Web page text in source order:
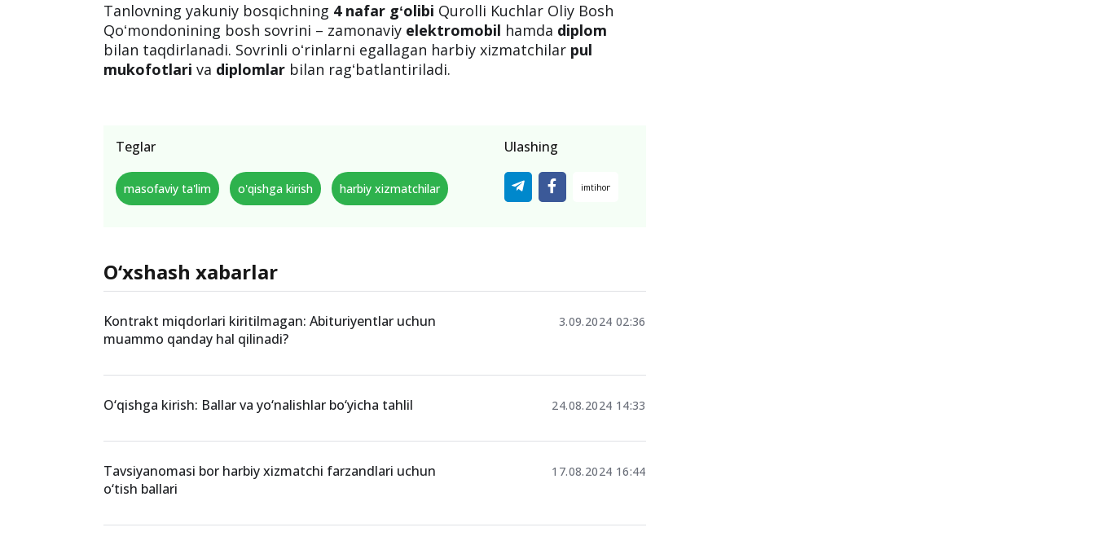
Tanlovning yakuniy bosqichning 4 nafar gʻolibi Qurolli Kuchlar Oliy Bosh
Qoʻmondonining bosh sovrini – zamonaviy elektromobil hamda diplom
bilan taqdirlanadi. Sovrinli oʻrinlarni egallagan harbiy xizmatchilar pul
mukofotlariva diplomlar bilan ragʻbatlantiriladi.
Teglar
masofaviy ta'lim o'qishga kirish harbiy xizmatchilar
Ulashing
O‘xshash xabarlar
Kontrakt miqdorlari kiritilmagan: Abituriyentlar uchun
muammo qanday hal qilinadi?
3.09.2024 02:36
O‘qishga kirish: Ballar va yo‘nalishlar bo‘yicha tahlil 24.08.2024 14:33
Tavsiyanomasi bor harbiy xizmatchi farzandlari uchun
o‘tish ballari
17.08.2024 16:44